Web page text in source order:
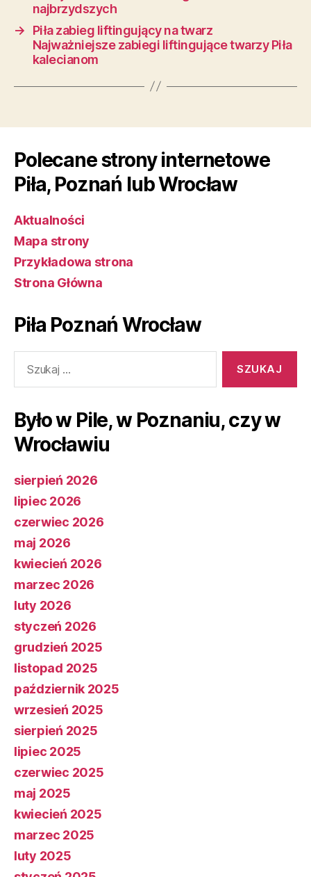
najbrzydszych
→
Piła zabieg liftingujący na twarz
Najważniejsze zabiegi liftingujące twarzy Piła
kalecianom
Polecane strony internetowe
Piła, Poznań lub Wrocław
Aktualności
Mapa strony
Przykładowa strona
Strona Główna
Piła Poznań Wrocław
Było w Pile, w Poznaniu, czy w
Wrocławiu
sierpień 2026
lipiec 2026
czerwiec 2026
maj 2026
kwiecień 2026
marzec 2026
luty 2026
styczeń 2026
grudzień 2025
listopad 2025
październik 2025
wrzesień 2025
sierpień 2025
lipiec 2025
czerwiec 2025
maj 2025
kwiecień 2025
marzec 2025
luty 2025